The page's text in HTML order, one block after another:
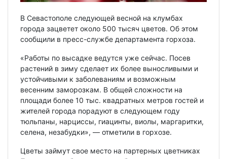
В Севастополе следующей весной на клумбах
города зацветет около 500 тысяч цветов. Об этом
сообщили в пресс-службе департамента горхоза.
«Работы по высадке ведутся уже сейчас. Посев
растений в зиму сделает их более выносливыми и
устойчивыми к заболеваниям и возможным
весенним заморозкам. В общей сложности на
площади более 10 тыс. квадратных метров гостей и
жителей города порадуют в следующем году
тюльпаны, нарциссы, гиацинты, виолы, маргаритки,
селена, незабудки», — отметили в горхозе.
Цветы займут свое место на партерных цветниках